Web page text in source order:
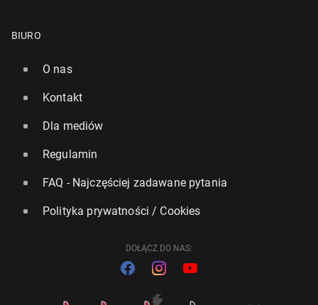
BIURO
O nas
Kontakt
Dla mediów
Regulamin
FAQ - Najczęściej zadawane pytania
Polityka prywatności / Cookies
DOŁĄCZ DO NAS: